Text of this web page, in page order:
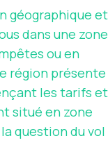
géographique et
dans une zone
ou en
région présente
les tarifs et
situé en zone
question du vol